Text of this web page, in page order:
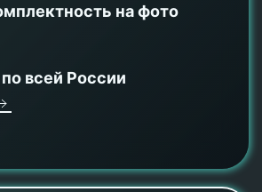
на фото
всей России